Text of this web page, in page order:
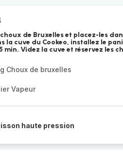
de Bruxelles et placez-les
la cuve du Cookeo, installez le
min. Videz la cuve et réservez les
Choux de bruxelles
Vapeur
haute pression